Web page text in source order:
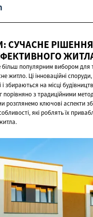
СУЧАСНЕ
більш популярним вибором для
житло. Ці інноваційні споруди,
збираються на місці
порівняно з традиційними
розглянемо ключові аспекти
які роблять їх